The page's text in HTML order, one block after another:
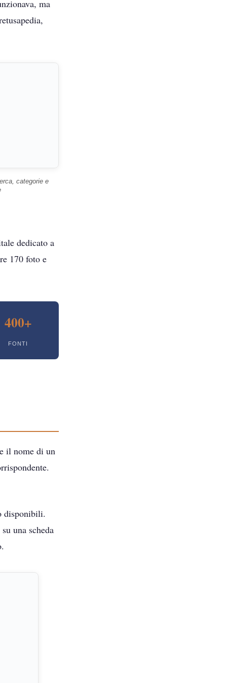
ma
categorie e
dedicato a
170 foto e
400+
FONTI
il nome di un
disponibili.
una scheda